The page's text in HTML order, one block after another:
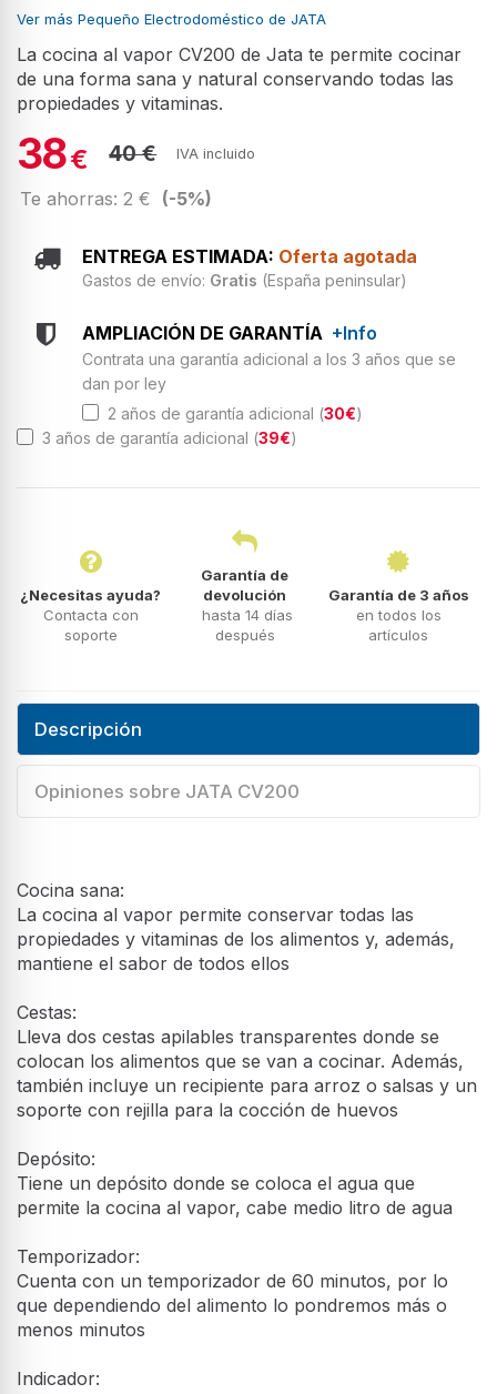
Ver más Pequeño Electrodoméstico de JATA
La cocina al vapor CV200 de Jata te permite cocinar
de una forma sana y natural conservando todas las
propiedades y vitaminas.
38€ 40 € IVA incluido
Te ahorras: 2 € (-5%)
ENTREGA ESTIMADA: Oferta agotada
Gastos de envío: Gratis (España peninsular)
AMPLIACIÓN DE GARANTÍA +Info
Contrata una garantía adicional a los 3 años que se
dan por ley
2 años de garantía adicional (30€)
3 años de garantía adicional (39€)
¿Necesitas ayuda?
Contacta con
soporte
Garantía de
devolución
hasta 14 días
después
Garantía de 3 años
en todos los
artículos
Descripción
Opiniones sobre JATA CV200
Cocina sana:
La cocina al vapor permite conservar todas las
propiedades y vitaminas de los alimentos y, además,
mantiene el sabor de todos ellos
Cestas:
Lleva dos cestas apilables transparentes donde se
colocan los alimentos que se van a cocinar. Además,
también incluye un recipiente para arroz o salsas y un
soporte con rejilla para la cocción de huevos
Depósito:
Tiene un depósito donde se coloca el agua que
permite la cocina al vapor, cabe medio litro de agua
Temporizador:
Cuenta con un temporizador de 60 minutos, por lo
que dependiendo del alimento lo pondremos más o
menos minutos
Indicador: